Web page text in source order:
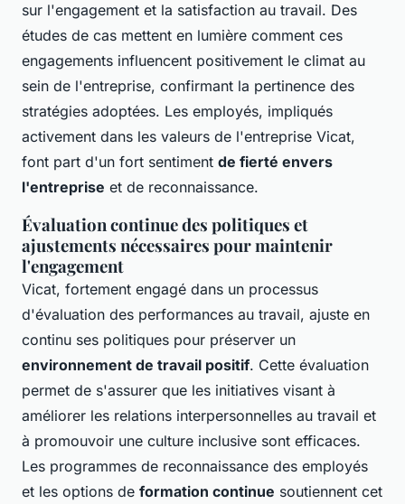
sur l'engagement et la satisfaction au travail. Des
études de cas mettent en lumière comment ces
engagements influencent positivement le climat au
sein de l'entreprise, confirmant la pertinence des
stratégies adoptées. Les employés, impliqués
activement dans les valeurs de l'entreprise Vicat,
font part d'un fort sentiment de fierté envers
l'entreprise et de reconnaissance.
Évaluation continue des politiques et
ajustements nécessaires pour maintenir
l'engagement
Vicat, fortement engagé dans un processus
d'évaluation des performances au travail, ajuste en
continu ses politiques pour préserver un
environnement de travail positif. Cette évaluation
permet de s'assurer que les initiatives visant à
améliorer les relations interpersonnelles au travail et
à promouvoir une culture inclusive sont efficaces.
Les programmes de reconnaissance des employés
et les options de formation continue soutiennent cet